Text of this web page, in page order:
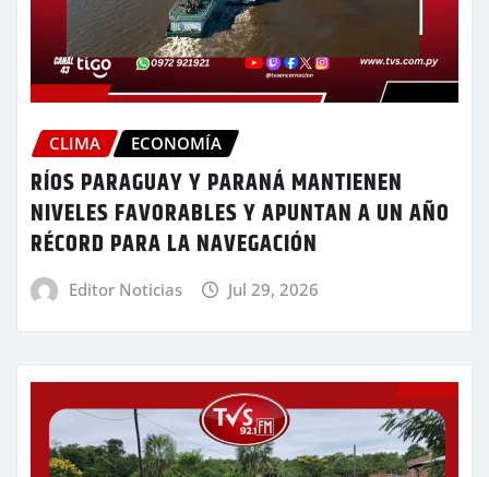
CLIMA ECONOMÍA
RÍOS PARAGUAY Y PARANÁ MANTIENEN
NIVELES FAVORABLES Y APUNTAN A UN AÑO
RÉCORD PARA LA NAVEGACIÓN
Editor Noticias Jul 29, 2026